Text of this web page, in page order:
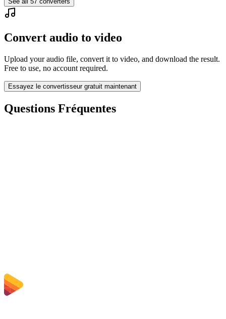
Convert audio to video
Upload your audio file, convert it to video, and download the result.
Free to use, no account required.
Essayez le convertisseur gratuit maintenant
Questions Fréquentes